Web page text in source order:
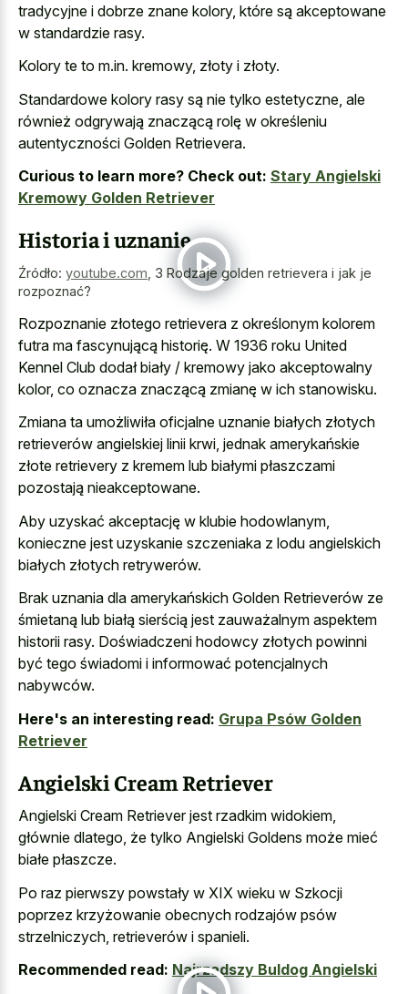
tradycyjne i dobrze znane kolory, które są akceptowane
w standardzie rasy.
Kolory te to m.in. kremowy, złoty i złoty.
Standardowe kolory rasy są nie tylko estetyczne, ale
również odgrywają znaczącą rolę w określeniu
autentyczności Golden Retrievera.
Curious to learn more? Check out: Stary Angielski
Kremowy Golden Retriever
Historia i uznanie
Źródło: youtube.com 3 Rodzaje golden retrievera i jak je
rozpoznać?
Rozpoznanie złotego retrievera z określonym kolorem
futra ma fascynującą historię. W 1936 roku United
Kennel Club dodał biały / kremowy jako akceptowalny
kolor, co oznacza znaczącą zmianę w ich stanowisku.
Zmiana ta umożliwiła oficjalne uznanie białych złotych
retrieverów angielskiej linii krwi, jednak amerykańskie
złote retrievery z kremem lub białymi płaszczami
pozostają nieakceptowane.
Aby uzyskać akceptację w klubie hodowlanym,
konieczne jest uzyskanie szczeniaka z lodu angielskich
białych złotych retrywerów.
Brak uznania dla amerykańskich Golden Retrieverów ze
śmietaną lub białą sierścią jest zauważalnym aspektem
historii rasy. Doświadczeni hodowcy złotych powinni
być tego świadomi i informować potencjalnych
nabywców.
Here's an interesting read: Grupa Psów Golden
Retriever
Angielski Cream Retriever
Angielski Cream Retriever jest rzadkim widokiem,
głównie dlatego, że tylko Angielski Goldens może mieć
białe płaszcze.
Po raz pierwszy powstały w XIX wieku w Szkocji
poprzez krzyżowanie obecnych rodzajów psów
strzelniczych, retrieverów i spanieli.
Recommended read: Najrzadszy Buldog Angielski